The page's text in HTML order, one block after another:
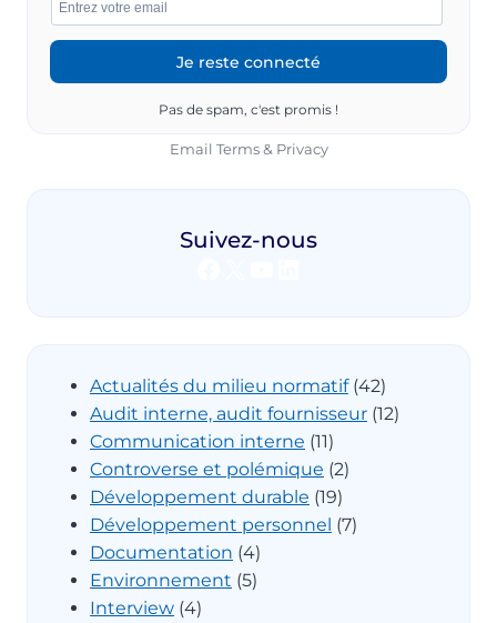
9001
Pas de spam, c'est promis !
Email Terms& Privacy
Suivez-nous
Actualités du milieu normatif(42)
Audit interne, audit fournisseur (12)
Communication interne (11)
Controverse et polémique (2)
Développement durable (19)
Développement personnel (7)
Documentation (4)
Environnement (5)
Interview (4)